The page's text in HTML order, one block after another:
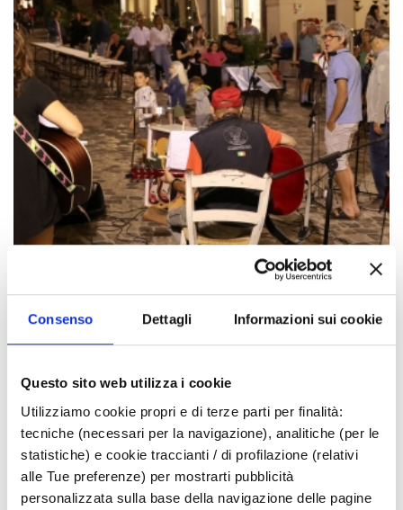
Consenso Dettagli Informazioni sui cookie
Questo sito web utilizza i cookie
Utilizziamo cookie propri e di terze parti per finalità:
tecniche (necessari per la navigazione), analitiche (per le
statistiche) e cookie traccianti / di profilazione (relativi
alle Tue preferenze) per mostrarti pubblicità
personalizzata sulla base della navigazione delle pagine